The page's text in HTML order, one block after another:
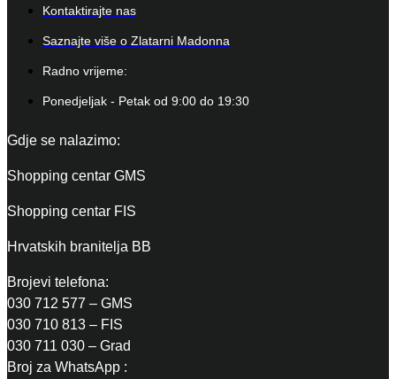
Kontaktirajte nas
Saznajte više o Zlatarni Madonna
Radno vrijeme:
Ponedjeljak - Petak od 9:00 do 19:30
Gdje se nalazimo:
Shopping centar GMS
Shopping centar FIS
Hrvatskih branitelja BB
Brojevi telefona:
030 712 577 – GMS
030 710 813 – FIS
030 711 030 – Grad
Broj za WhatsApp :